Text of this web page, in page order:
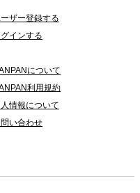
ザー登録する
グインする
について
利用規約
情報について
い合わせ